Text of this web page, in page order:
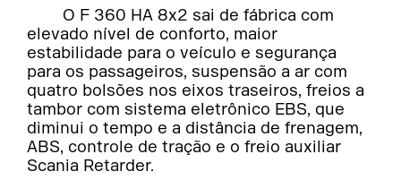
O F 360 HA 8x2 sai de fábrica com
elevado nível de conforto, maior
estabilidade para o veículo e segurança
para os passageiros, suspensão a ar com
quatro bolsões nos eixos traseiros, freios a
tambor com sistema eletrônico EBS, que
diminui o tempo e a distância de frenagem,
ABS, controle de tração e o freio auxiliar
Scania Retarder.